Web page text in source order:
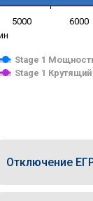
Stage 1
Stage 1
5000 6000
Отключение